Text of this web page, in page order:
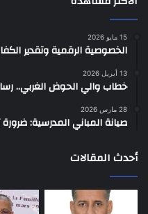
15 مايو 2026
الخصوصية الرقمية وتقدير
13 أبريل 2026
خطاب والي الحوض الغربي..
28 مارس 2026
صيانة المباني المدرسية:
أحدث المقالات